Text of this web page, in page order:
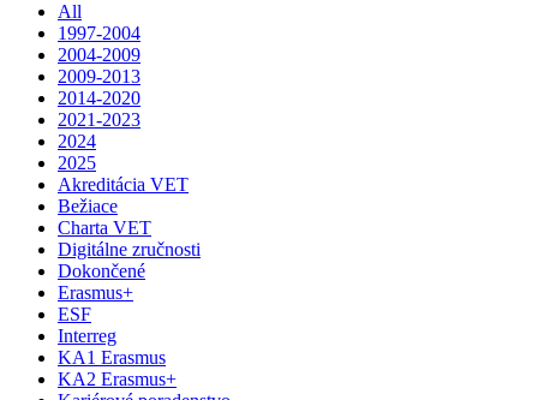
All
1997-2004
2004-2009
2009-2013
2014-2020
2021-2023
2024
2025
Akreditácia VET
Bežiace
Charta VET
Digitálne zručnosti
Dokončené
Erasmus+
ESF
Interreg
KA1 Erasmus
KA2 Erasmus+